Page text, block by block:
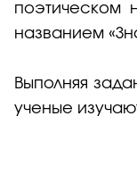
поэтическом
названием
Выполняя
ученые